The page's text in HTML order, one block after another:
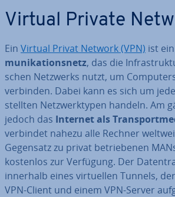
Virtual Private
Ein Virtual Privat Network (VPN) ist ein
mu­ni­ka­ti­ons­netz, das die
schen Netzwerks nutzt, um
verbinden. Dabei kann es sich um
stell­ten Netz­werk­ty­pen handeln. Am
jedoch das Internet als
verbindet nahezu alle Rechner
Gegensatz zu privat be­trie­be­nen
kostenlos zur Verfügung. Der
innerhalb eines vir­tu­el­len Tunnels,
VPN-Client und einem VPN-Server